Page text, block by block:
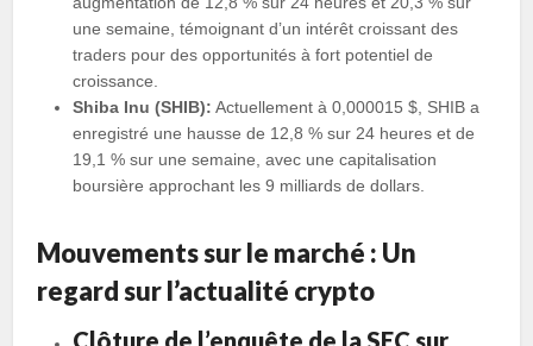
une semaine, témoignant d’un intérêt croissant des
traders pour des opportunités à fort potentiel de
croissance.
Shiba Inu (SHIB): Actuellement à 0,000015 $, SHIB a
enregistré une hausse de 12,8 % sur 24 heures et de
19,1 % sur une semaine, avec une capitalisation
boursière approchant les 9 milliards de dollars.
Mouvements sur le marché : Un
regard sur l’actualité crypto
Clôture de l’enquête de la SEC sur